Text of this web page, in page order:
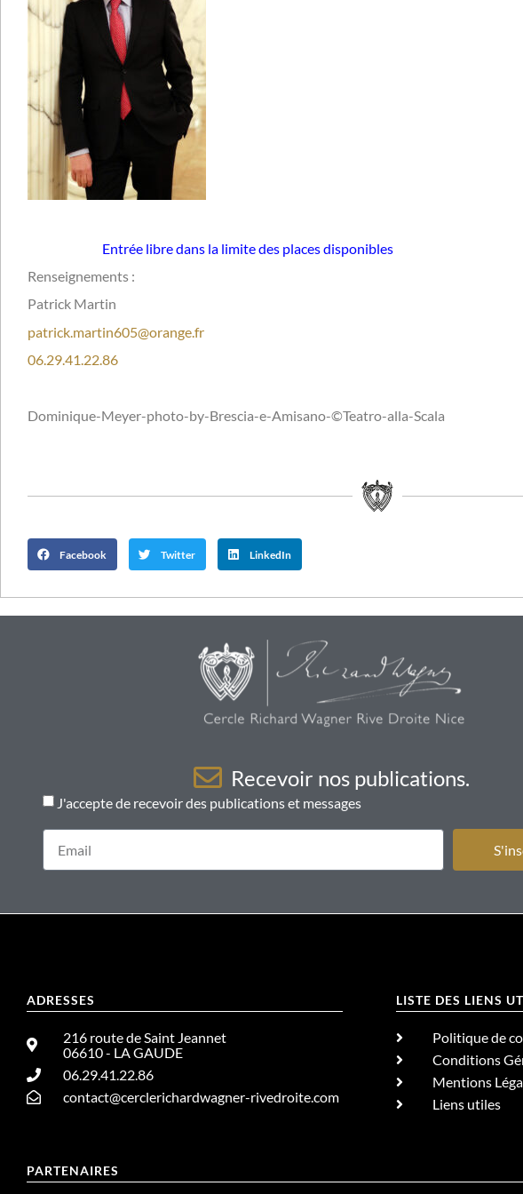
Entrée libre dans la limite des places disponibles
Renseignements :
Patrick Martin
patrick.martin605@orange.fr
06.29.41.22.86
Dominique-Meyer-photo-by-Brescia-e-Amisano-©Teatro-alla-Scala
Facebook Twitter LinkedIn
Recevoir nos publications.
J'accepte de recevoir des publications et messages
ADRESSES
216 route de Saint Jeannet
06610 - LA GAUDE
06.29.41.22.86
contact@cerclerichardwagner-rivedroite.com
LISTE DES LIENS
Politique de
Conditions
Mentions
Liens utiles
PARTENAIRES